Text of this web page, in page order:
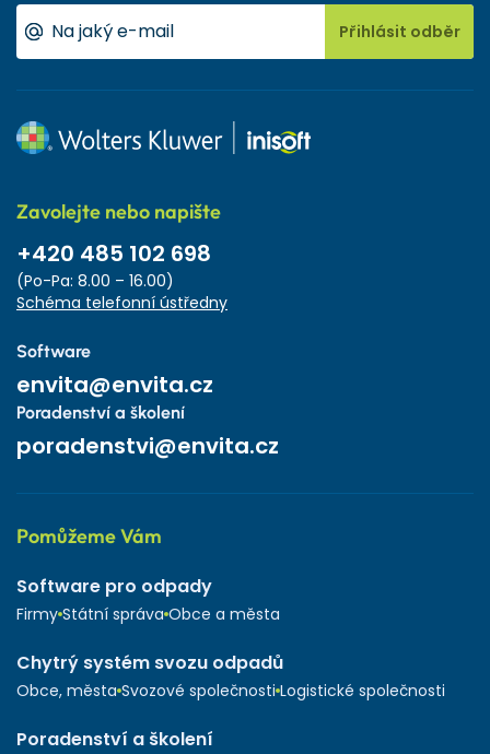
Přihlásit odběr
Zavolejte nebo napište
+420 485 102 698
(Po-Pa: 8.00 – 16.00)
Schéma telefonní ústředny
Software
envita@envita.cz
Poradenství a školení
poradenstvi@envita.cz
Pomůžeme Vám
Software pro odpady
Firmy Státní správa Obce a města
Chytrý systém svozu odpadů
Obce, města Svozové společnosti Logistické společnosti
Poradenství a školení